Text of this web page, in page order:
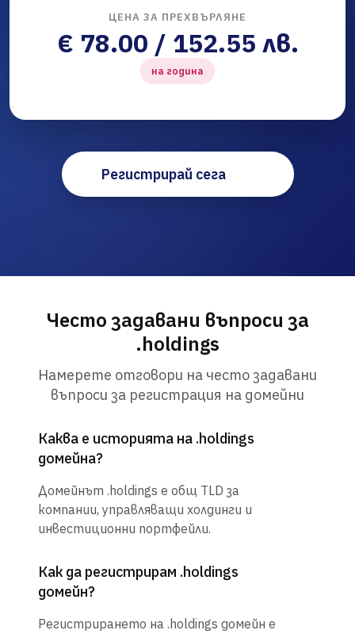
ЦЕНА ЗА ПРЕХВЪРЛЯНЕ
€ 78.00 / 152.55 лв.
на година
Регистрирай сега
Често задавани въпроси за
.holdings
Намерете отговори на често задавани
въпроси за регистрация на домейни
Каква е историята на .holdings
домейна?
Домейнът .holdings е общ TLD за
компании, управляващи холдинги и
инвестиционни портфейли.
Как да регистрирам .holdings
домейн?
Регистрирането на .holdings домейн е